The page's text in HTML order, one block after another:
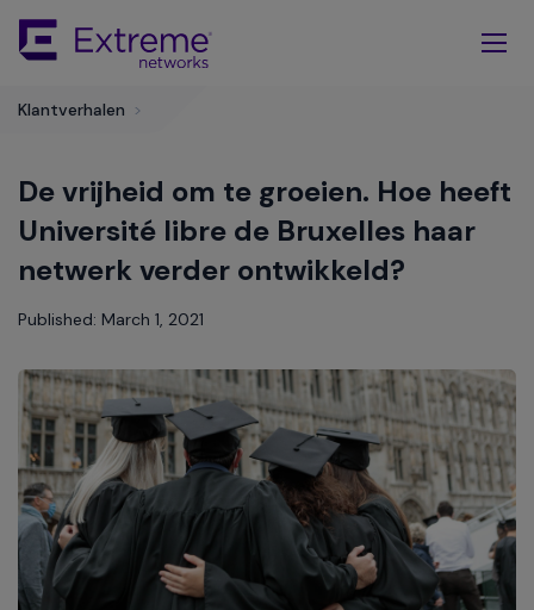
Main
Klantverhalen >
De vrijheid om te groeien. Hoe heeft
Université libre de Bruxelles haar
netwerk verder ontwikkeld?
Published: March 1, 2021